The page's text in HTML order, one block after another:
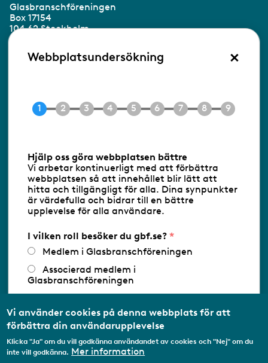
Glasbranschföreningen
Box 17154
104 62 Stockholm
Besöksadress:
Ringvägen 100
E-post info@gbf.se
Följ oss via RSS
Databasens namn:www.gbf.se-
Glasbranschföreningen AB - Ansvarig
utgivare: Sofia Wahlgren
Webbplatsundersökning ×
Hjälp oss göra webbplatsen bättre
Vi arbetar kontinuerligt med att förbättra
webbplatsen så att innehållet blir lätt att
hitta och tillgängligt för alla. Dina synpunkter
är värdefulla och bidrar till en bättre
upplevelse för alla användare.
I vilken roll besöker du gbf.se?
Medlem i Glasbranschföreningen
Associerad medlem i
Glasbranschföreningen
medlemsorganisation/Svenskt Näringsliv
Utbildningsaktör
Student
Vi använder cookies på denna webbplats för att
förbättra din användarupplevelse
Klicka "Ja" om du vill godkänna användandet av cookies och "Nej" om du
inte vill godkänna. Mer information